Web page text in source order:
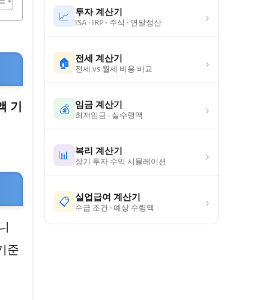
기
준
📈 투자 계산기
ISA · IRP · 주식 · 연말정산 ›
🏠 전세 계산기
전세 vs 월세 비용 비교 ›
💰 임금 계산기
최저임금 · 실수령액 ›
📊 복리 계산기
장기 투자 수익 시뮬레이션 ›
📋 실업급여 계산기
수급 조건 · 예상 수령액 ›